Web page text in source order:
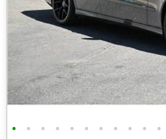
• • • • • • • • • • •